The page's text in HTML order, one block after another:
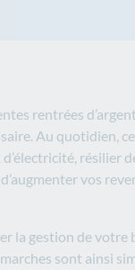
rentrées
Au quotidien,
résilier
vos
la gestion de
sont ainsi